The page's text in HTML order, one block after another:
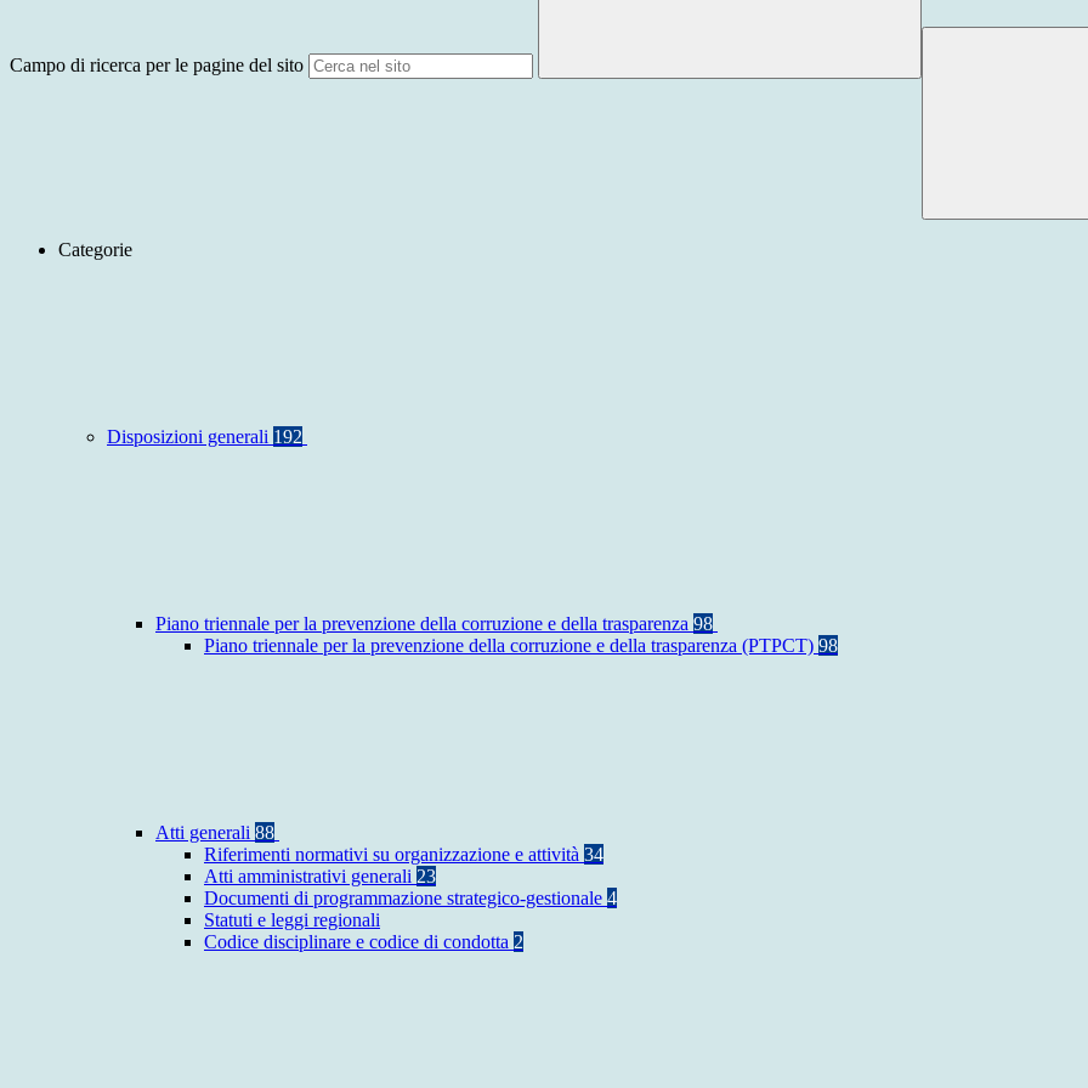
Campo di ricerca per le pagine del sito
Categorie
Disposizioni generali 192
Piano triennale per la prevenzione della corruzione e della trasparenza 98
Piano triennale per la prevenzione della corruzione e della trasparenza (PTPCT) 98
Atti generali 88
Riferimenti normativi su organizzazione e attività 34
Atti amministrativi generali 23
Documenti di programmazione strategico-gestionale 4
Statuti e leggi regionali
Codice disciplinare e codice di condotta 2